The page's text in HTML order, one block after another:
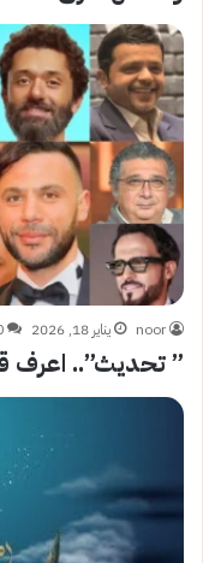
noor يناير 18, 2026
” تحديث”.. اعرف